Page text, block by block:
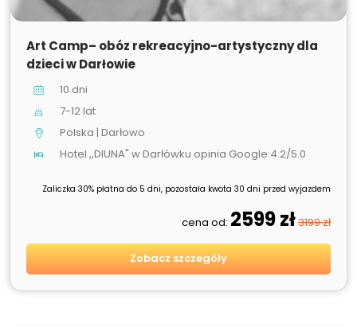
SPRZEDANE
Art Camp– obóz rekreacyjno-artystyczny dla
dzieci w Darłowie
10 dni
7-12 lat
Polska | Darłowo
Hotel ,,DIUNA" w Darłówku opinia Google:4.2/5.0
Zaliczka 30% płatna do 5 dni, pozostała kwota 30 dni przed wyjazdem
cena od: 2599 zł3199 zł
Zobacz szczegóły